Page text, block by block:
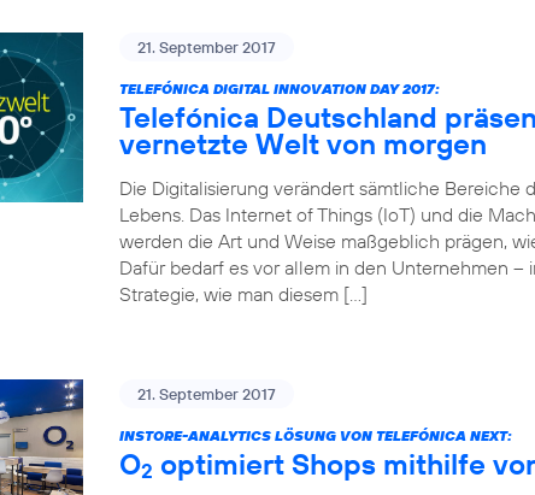
21. September 2017
TELEFÓNICA DIGITAL INNOVATION DAY 2017:
Telefónica Deutschland
vernetzte Welt von morgen
Die Digitalisierung verändert sämtliche
Lebens. Das Internet of Things (IoT) und die
werden die Art und Weise maßgeblich prägen,
Dafür bedarf es vor allem in den Unternehmen
Strategie, wie man diesem […]
21. September 2017
INSTORE-ANALYTICS LÖSUNG VON TELEFÓNICA NEXT:
O2 optimiert Shops mithilfe